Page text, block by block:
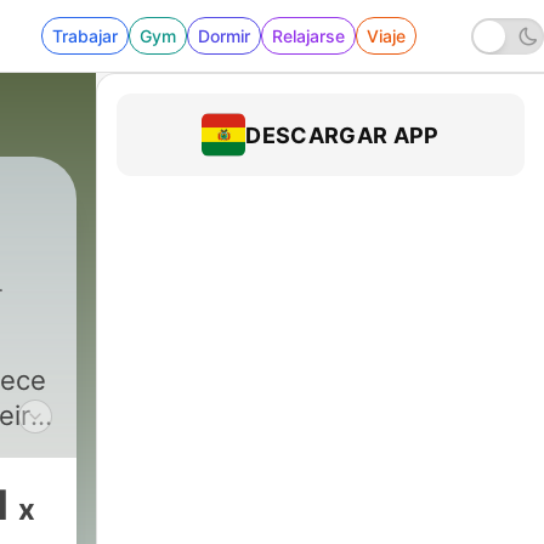
Trabajar Gym Dormir Relajarse Viaje
x
DESCARGAR APP